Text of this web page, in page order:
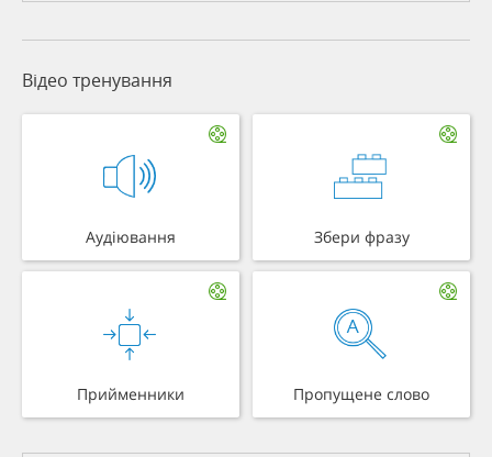
Відео тренування
Аудіювання Збери фразу
Прийменники Пропущене слово